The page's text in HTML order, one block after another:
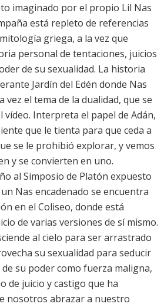
imaginado por el propio Lil Nas
está repleto de referencias
griega, a la vez que
personal de tentaciones, juicios
de su sexualidad. La historia
Jardín del Edén donde Nas
el tema de la dualidad, que se
vídeo. Interpreta el papel de Adán,
que le tienta para que ceda a
se le prohibió explorar, y vemos
y se convierten en uno.
al Simposio de Platón expuesto
Nas encadenado se encuentra
en el Coliseo, donde está
de varias versiones de sí mismo.
al cielo para ser arrastrado
su sexualidad para seducir
su poder como fuerza maligna,
de juicio y castigo que ha
nosotros abrazar a nuestro